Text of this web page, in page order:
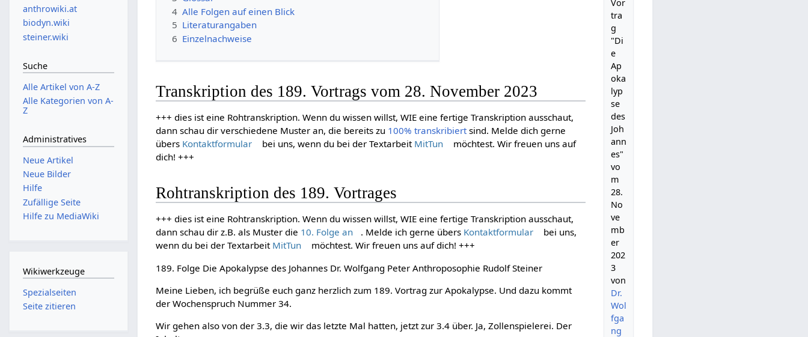
Vor
tra
g
"Di
e
Ap
oka
lyp
se
des
Joh
ann
es"
vo
m
28.
No
ve
mb
er
202
3
von
Dr.
Wol
fga
ng
4 Alle Folgen auf einen Blick
5 Literaturangaben
6 Einzelnachweise
Transkription des 189. Vortrags vom 28. November 2023
+++ dies ist eine Rohtranskription. Wenn du wissen willst, WIE eine fertige Transkription ausschaut,
dann schau dir verschiedene Muster an, die bereits zu 100% transkribiertsind. Melde dich gerne
übers Kontaktformular bei uns, wenn du bei der Textarbeit MitTun
möchtest. Wir freuen uns auf
dich! +++
Rohtranskription des 189. Vortrages
+++ dies ist eine Rohtranskription. Wenn du wissen willst, WIE eine fertige Transkription ausschaut,
dann schau dir z.B. als Muster die 10. Folge an . Melde ich gerne übers Kontaktformular
bei uns,
wenn du bei der Textarbeit MitTun
möchtest. Wir freuen uns auf dich! +++
189. Folge Die Apokalypse des Johannes Dr. Wolfgang Peter Anthroposophie Rudolf Steiner
Meine Lieben, ich begrüße euch ganz herzlich zum 189. Vortrag zur Apokalypse. Und dazu kommt
der Wochenspruch Nummer 34.
Wir gehen also von der 3.3, die wir das letzte Mal hatten, jetzt zur 3.4 über. Ja, Zollenspielerei. Der
anthrowiki.at
biodyn.wiki
steiner.wiki
Suche
Alle Artikel von A-Z
Alle Kategorien von A-
Z
Administratives
Neue Artikel
Neue Bilder
Hilfe
Zufällige Seite
Hilfe zu MediaWiki
Wikiwerkzeuge
Spezialseiten
Seite zitieren